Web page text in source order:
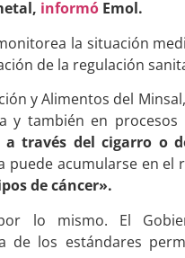
informó Emol.
la situación
de la regulación
y Alimentos del
también en procesos
a través del cigarro o
puede acumularse en
de cáncer».
lo mismo. El
los estándares